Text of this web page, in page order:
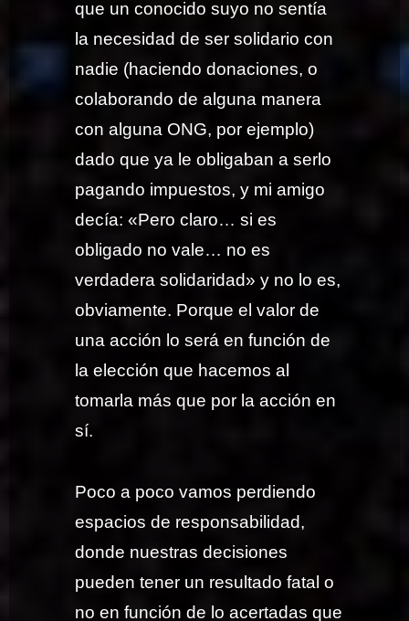
que un conocido suyo no sentía
la necesidad de ser solidario con
nadie (haciendo donaciones, o
colaborando de alguna manera
con alguna ONG, por ejemplo)
dado que ya le obligaban a serlo
pagando impuestos, y mi amigo
decía: «Pero claro… si es
obligado no vale… no es
verdadera solidaridad» y no lo es,
obviamente. Porque el valor de
una acción lo será en función de
la elección que hacemos al
tomarla más que por la acción en
sí.
Poco a poco vamos perdiendo
espacios de responsabilidad,
donde nuestras decisiones
pueden tener un resultado fatal o
no en función de lo acertadas que